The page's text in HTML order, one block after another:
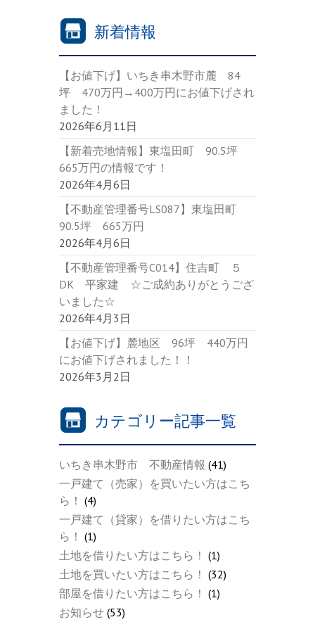
新着情報
【お値下げ】いちき串木野市麓 84
坪 470万円→400万円にお値下げされ
ました！
2026年6月11日
【新着売地情報】東塩田町 90.5坪
665万円の情報です！
2026年4月6日
【不動産管理番号LS087】東塩田町
90.5坪 665万円
2026年4月6日
【不動産管理番号C014】住吉町 ５
DK 平家建 ☆ご成約ありがとうござ
いました☆
2026年4月3日
【お値下げ】麓地区 96坪 440万円
にお値下げされました！！
2026年3月2日
カテゴリー記事一覧
いちき串木野市 不動産情報 (41)
一戸建て（売家）を買いたい方はこち
ら！ (4)
一戸建て（貸家）を借りたい方はこち
ら！ (1)
土地を借りたい方はこちら！ (1)
土地を買いたい方はこちら！ (32)
部屋を借りたい方はこちら！ (1)
お知らせ (53)